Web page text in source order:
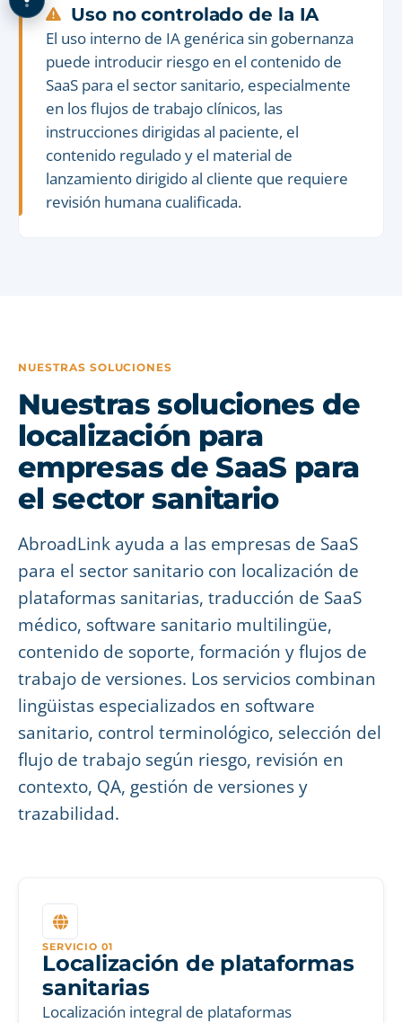
Uso no controlado de la IA
El uso interno de IA genérica sin gobernanza
puede introducir riesgo en el contenido de
SaaS para el sector sanitario, especialmente
en los flujos de trabajo clínicos, las
instrucciones dirigidas al paciente, el
contenido regulado y el material de
lanzamiento dirigido al cliente que requiere
revisión humana cualificada.
NUESTRAS SOLUCIONES
Nuestras soluciones de
localización para
empresas de SaaS para
el sector sanitario
AbroadLink ayuda a las empresas de SaaS
para el sector sanitario con localización de
plataformas sanitarias, traducción de SaaS
médico, software sanitario multilingüe,
contenido de soporte, formación y flujos de
trabajo de versiones. Los servicios combinan
lingüistas especializados en software
sanitario, control terminológico, selección del
flujo de trabajo según riesgo, revisión en
contexto, QA, gestión de versiones y
trazabilidad.
SERVICIO 01
Localización de plataformas
sanitarias
Localización integral de plataformas